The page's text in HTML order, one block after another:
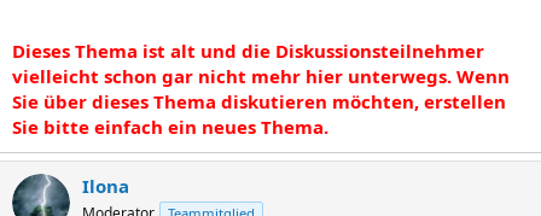
Dieses Thema ist alt und die Diskussionsteilnehmer
vielleicht schon gar nicht mehr hier unterwegs. Wenn
Sie über dieses Thema diskutieren möchten, erstellen
Sie bitte einfach ein neues Thema.
Ilona
Teammitglied